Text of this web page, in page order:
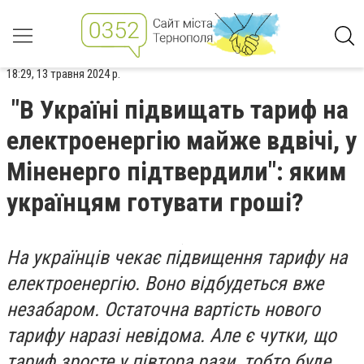
18:29, 13 травня 2024 р.
"В Україні підвищать тариф на
електроенергію майже вдвічі, у
Міненерго підтвердили": яким
українцям готувати гроші?
На українців чекає підвищення тарифу на
електроенергію. Воно відбудеться вже
незабаром. Остаточна вартість нового
тарифу наразі невідома. Але є чутки, що